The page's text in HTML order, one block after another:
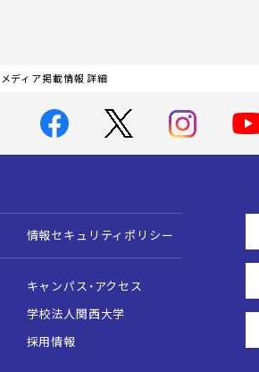
メディア掲載情報 詳細
情報セキュリティポリシー
キャンパス・アクセス
学校法人関西大学
採用情報